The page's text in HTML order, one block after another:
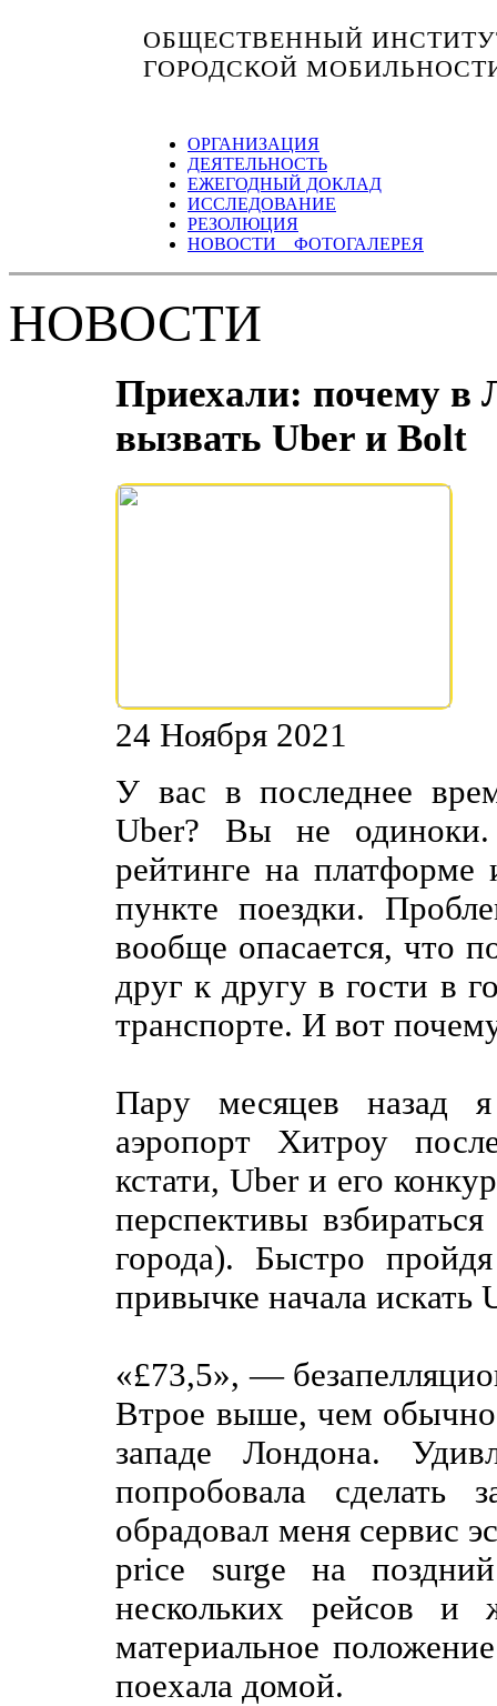
ОБЩЕСТВЕННЫЙ
ГОРОДСКОЙ
ОРГАНИЗАЦИЯ
ДЕЯТЕЛЬНОСТЬ
ЕЖЕГОДНЫЙ ДОКЛАД
ИССЛЕДОВАНИЕ
РЕЗОЛЮЦИЯ
НОВОСТИ ФОТОГАЛЕРЕЯ
НОВОСТИ
Приехали: почему в
вызвать Uber и Bolt
24 Ноября 2021
У вас в последнее
Uber? Вы не
рейтинге на
пункте поездки.
вообще опасается, что
друг к другу в гости в
транспорте. И вот
Пару месяцев назад
аэропорт Хитроу
кстати, Uber и его
перспективы
города). Быстро
привычке начала искать
«£73,5», —
Втрое выше, чем обычно
западе Лондона.
попробовала
обрадовал меня сервис
price surge на
нескольких рейсов и
материальное
поехала домой.